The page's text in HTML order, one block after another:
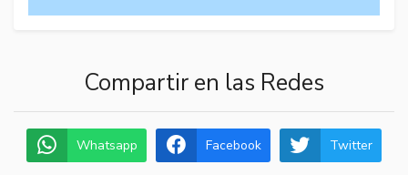
Compartir en las Redes
Whatsapp Facebook Twitter